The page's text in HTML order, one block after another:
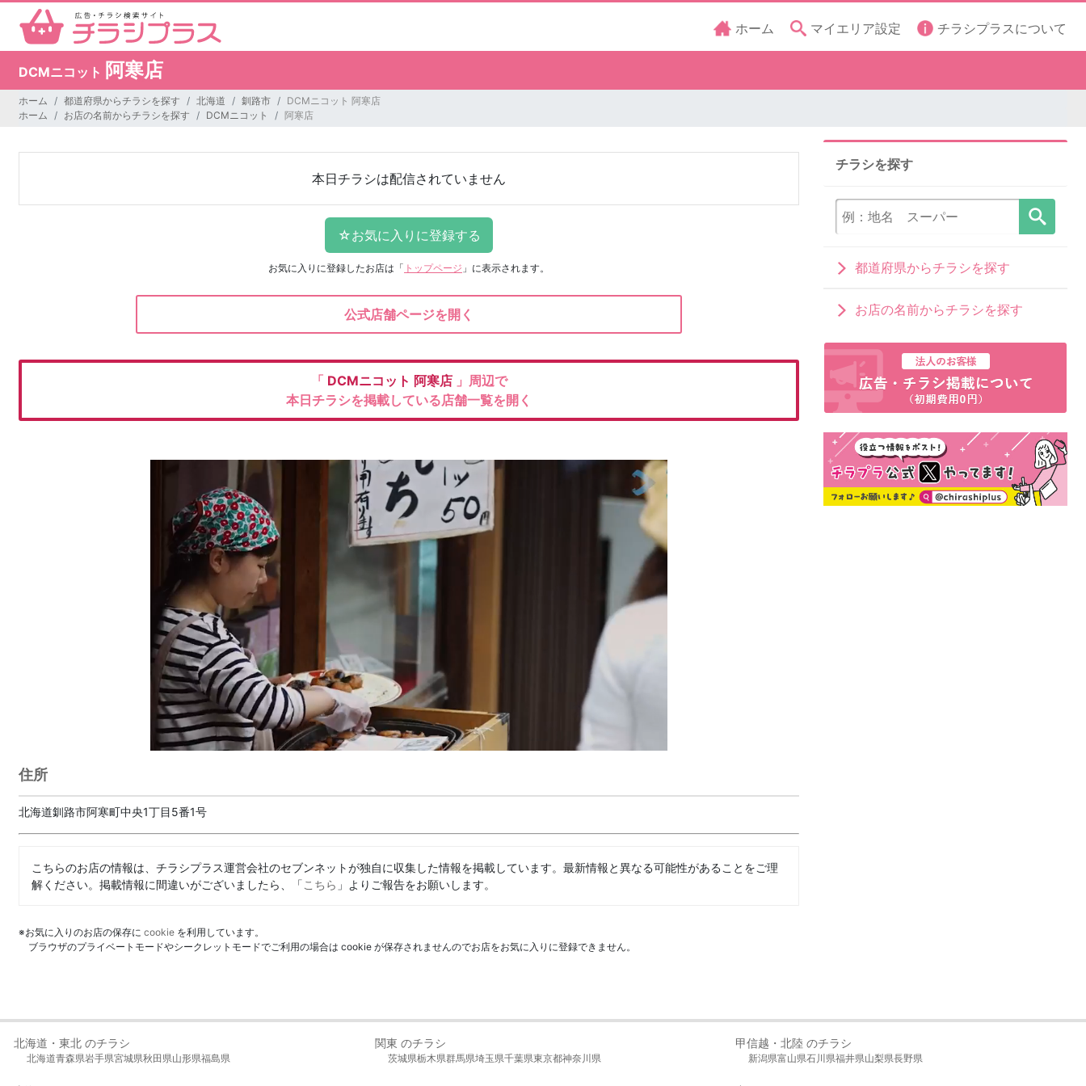
ホーム マイエリア設定 チラシプラスについて
DCMニコット 阿寒店
ホーム 都道府県からチラシを探す 北海道 釧路市
DCMニコット 阿寒店
ホーム
お店の名前からチラシを探す DCMニコット 阿寒店
本日チラシは配信されていません
お気に入りに登録したお店は 「 トップページ 」に表示されます。
公式店舗ページを開く
「 DCMニコット 阿寒店 」周辺で
本日チラシを掲載している店舗一覧を開く
住所
北海道釧路市阿寒町中央1丁目5番1号
こちらのお店の情報は、チラシプラス運営会社のセブンネットが独自に収集した情報を掲載しています。最新情報と異なる可能性があることをご理
解ください。掲載情報に間違いがございましたら、「こちら 」よりご報告をお願いします。
※お気に入りのお店の保存に cookie を利用しています。
ブラウザのプライベートモードやシークレットモードでご利用の場合は cookie が保存されませんのでお店をお気に入りに登録できません。
チラシを探す
都道府県からチラシを探す
お店の名前からチラシを探す
北海道・東北 のチラシ
北海道青森県岩手県宮城県秋田県山形県福島県
関東 のチラシ
茨城県栃木県群馬県埼玉県千葉県東京都神奈川県
甲信越・北陸 のチラシ
新潟県富山県石川県福井県山梨県長野県